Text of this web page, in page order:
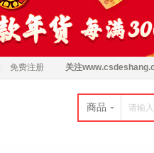
免费注册 关注
商品